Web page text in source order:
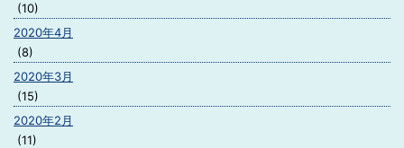
(10)
2020年4月
(8)
2020年3月
(15)
2020年2月
(11)